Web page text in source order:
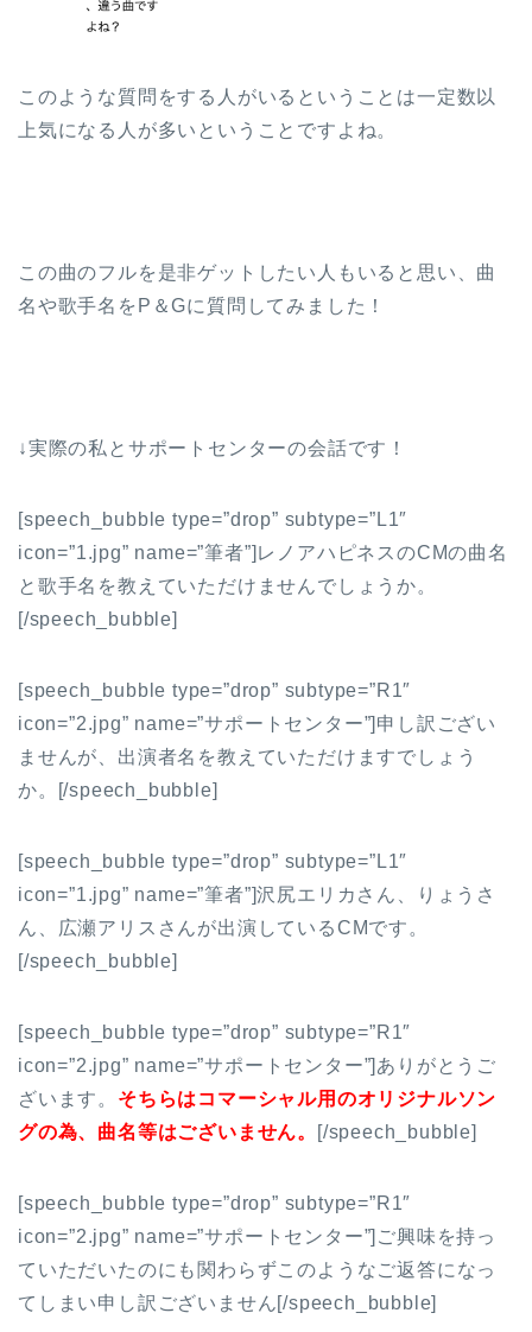
このような質問をする人がいるということは一定数以
上気になる人が多いということですよね。
この曲のフルを是非ゲットしたい人もいると思い、曲
名や歌手名をP＆Gに質問してみました！
↓実際の私とサポートセンターの会話です！
[speech_bubble type=”drop” subtype=”L1″
icon=”1.jpg” name=”筆者”]レノアハピネスのCMの曲名
と歌手名を教えていただけませんでしょうか。
[/speech_bubble]
[speech_bubble type=”drop” subtype=”R1″
icon=”2.jpg” name=”サポートセンター”]申し訳ござい
ませんが、出演者名を教えていただけますでしょう
か。[/speech_bubble]
[speech_bubble type=”drop” subtype=”L1″
icon=”1.jpg” name=”筆者”]沢尻エリカさん、りょうさ
ん、広瀬アリスさんが出演しているCMです。
[/speech_bubble]
[speech_bubble type=”drop” subtype=”R1″
icon=”2.jpg” name=”サポートセンター”]ありがとうご
ざいます。 そちらはコマーシャル用のオリジナルソン
グの為、曲名等はございません。
[/speech_bubble]
[speech_bubble type=”drop” subtype=”R1″
icon=”2.jpg” name=”サポートセンター”]ご興味を持っ
ていただいたのにも関わらずこのようなご返答になっ
てしまい申し訳ございません[/speech_bubble]